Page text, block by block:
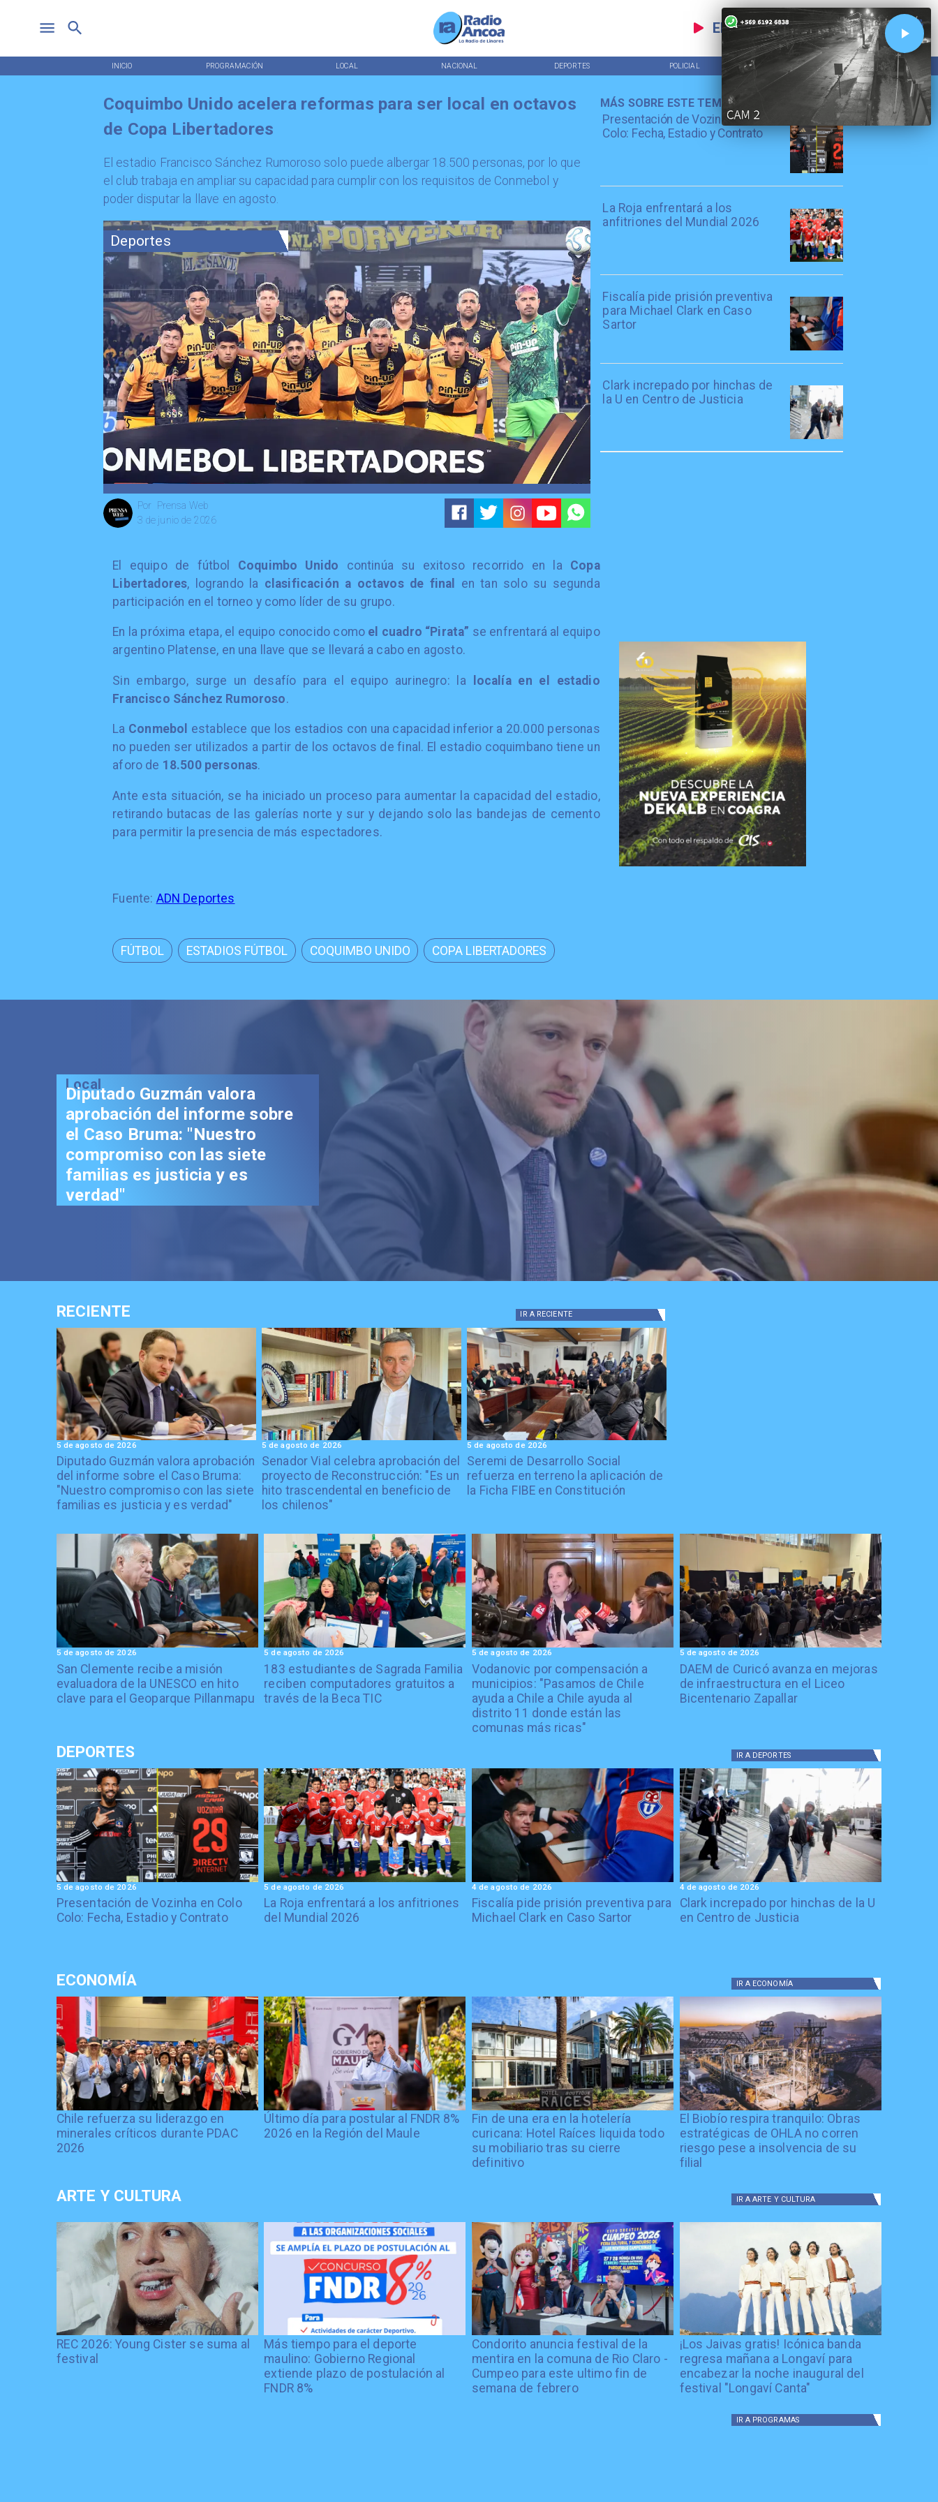
EN VIVO
INICIO PROGRAMACIÓN LOCAL NACIONAL DEPORTES POLICIAL TENDENCIAS
Deportes
Prensa Web
Por
3 de junio de 2026
Presentación de Vozinha en Colo
Colo: Fecha, Estadio y Contrato
La Roja enfrentará a los
anfitriones del Mundial 2026
Fiscalía pide prisión preventiva
para Michael Clark en Caso
Sartor
Clark increpado por hinchas de
la U en Centro de Justicia
MÁS SOBRE ESTE TEMA
Coquimbo Unido acelera reformas para ser local en octavos
de Copa Libertadores
El estadio Francisco Sánchez Rumoroso solo puede albergar 18.500 personas, por lo que
el club trabaja en ampliar su capacidad para cumplir con los requisitos de Conmebol y
poder disputar la llave en agosto.
El equipo de fútbol Coquimbo Unido continúa su exitoso recorrido en la Copa
Libertadores, logrando la clasificación a octavos de final
en tan solo su segunda
participación en el torneo y como líder de su grupo.
En la próxima etapa, el equipo conocido como el cuadro “Pirata” se enfrentará al equipo
argentino Platense, en una llave que se llevará a cabo en agosto.
Sin embargo, surge un desafío para el equipo aurinegro: la
localía en el estadio
Francisco Sánchez Rumoroso.
La Conmebol establece que los estadios con una capacidad inferior a 20.000 personas
no pueden ser utilizados a partir de los octavos de final. El estadio coquimbano tiene un
aforo de 18.500 personas.
Ante esta situación, se ha iniciado un proceso para aumentar la capacidad del estadio,
retirando butacas de las galerías norte y sur y dejando solo las bandejas de cemento
para permitir la presencia de más espectadores.
Fuente: ADN Deportes
FÚTBOL ESTADIOS FÚTBOL COQUIMBO UNIDO COPA LIBERTADORES
Local
Diputado Guzmán valora
aprobación del informe sobre
el Caso Bruma: "Nuestro
compromiso con las siete
familias es justicia y es
verdad"
RECIENTE IR A RECIENTE
Diputado Guzmán valora aprobación
del informe sobre el Caso Bruma:
"Nuestro compromiso con las siete
familias es justicia y es verdad"
5 de agosto de 2026
Senador Vial celebra aprobación del
proyecto de Reconstrucción: "Es un
hito trascendental en beneficio de
los chilenos"
5 de agosto de 2026
Seremi de Desarrollo Social
refuerza en terreno la aplicación de
la Ficha FIBE en Constitución
5 de agosto de 2026
San Clemente recibe a misión
evaluadora de la UNESCO en hito
clave para el Geoparque Pillanmapu
5 de agosto de 2026
183 estudiantes de Sagrada Familia
reciben computadores gratuitos a
través de la Beca TIC
5 de agosto de 2026
Vodanovic por compensación a
municipios: "Pasamos de Chile
ayuda a Chile a Chile ayuda al
distrito 11 donde están las
comunas más ricas"
5 de agosto de 2026
DAEM de Curicó avanza en mejoras
de infraestructura en el Liceo
Bicentenario Zapallar
5 de agosto de 2026
DEPORTES IR A DEPORTES
Presentación de Vozinha en Colo
Colo: Fecha, Estadio y Contrato
5 de agosto de 2026
La Roja enfrentará a los anfitriones
del Mundial 2026
5 de agosto de 2026
Fiscalía pide prisión preventiva para
Michael Clark en Caso Sartor
4 de agosto de 2026
Clark increpado por hinchas de la U
en Centro de Justicia
4 de agosto de 2026
ECONOMÍA IR A ECONOMÍA
Chile refuerza su liderazgo en
minerales críticos durante PDAC
2026
Último día para postular al FNDR 8%
2026 en la Región del Maule
Fin de una era en la hotelería
curicana: Hotel Raíces liquida todo
su mobiliario tras su cierre
definitivo
El Biobío respira tranquilo: Obras
estratégicas de OHLA no corren
riesgo pese a insolvencia de su
filial
ARTE Y CULTURA IR A ARTE Y CULTURA
REC 2026: Young Cister se suma al
festival
Más tiempo para el deporte
maulino: Gobierno Regional
extiende plazo de postulación al
FNDR 8%
Condorito anuncia festival de la
mentira en la comuna de Rio Claro -
Cumpeo para este ultimo fin de
semana de febrero
¡Los Jaivas gratis! Icónica banda
regresa mañana a Longaví para
encabezar la noche inaugural del
festival "Longaví Canta"
IR A PROGRAMAS